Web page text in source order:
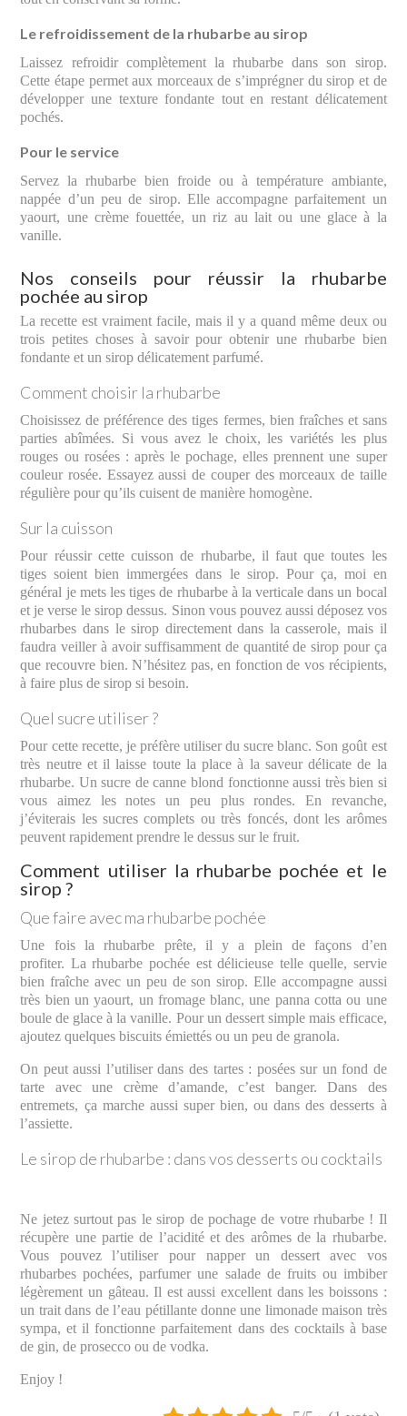
Le refroidissement de la rhubarbe au sirop
Laissez refroidir complètement la rhubarbe dans son sirop.
Cette étape permet aux morceaux de s’imprégner du sirop et de
développer une texture fondante tout en restant délicatement
pochés.
Pour le service
Servez la rhubarbe bien froide ou à température ambiante,
nappée d’un peu de sirop. Elle accompagne parfaitement un
yaourt, une crème fouettée, un riz au lait ou une glace à la
vanille.
Nos conseils pour réussir la rhubarbe
pochée au sirop
La recette est vraiment facile, mais il y a quand même deux ou
trois petites choses à savoir pour obtenir une rhubarbe bien
fondante et un sirop délicatement parfumé.
Comment choisir la rhubarbe
Choisissez de préférence des tiges fermes, bien fraîches et sans
parties abîmées. Si vous avez le choix, les variétés les plus
rouges ou rosées : après le pochage, elles prennent une super
couleur rosée. Essayez aussi de couper des morceaux de taille
régulière pour qu’ils cuisent de manière homogène.
Sur la cuisson
Pour réussir cette cuisson de rhubarbe, il faut que toutes les
tiges soient bien immergées dans le sirop. Pour ça, moi en
général je mets les tiges de rhubarbe à la verticale dans un bocal
et je verse le sirop dessus. Sinon vous pouvez aussi déposez vos
rhubarbes dans le sirop directement dans la casserole, mais il
faudra veiller à avoir suffisamment de quantité de sirop pour ça
que recouvre bien. N’hésitez pas, en fonction de vos récipients,
à faire plus de sirop si besoin.
Quel sucre utiliser ?
Pour cette recette, je préfère utiliser du sucre blanc. Son goût est
très neutre et il laisse toute la place à la saveur délicate de la
rhubarbe. Un sucre de canne blond fonctionne aussi très bien si
vous aimez les notes un peu plus rondes. En revanche,
j’éviterais les sucres complets ou très foncés, dont les arômes
peuvent rapidement prendre le dessus sur le fruit.
Comment utiliser la rhubarbe pochée et le
sirop ?
Que faire avec ma rhubarbe pochée
Une fois la rhubarbe prête, il y a plein de façons d’en
profiter. La rhubarbe pochée est délicieuse telle quelle, servie
bien fraîche avec un peu de son sirop. Elle accompagne aussi
très bien un yaourt, un fromage blanc, une panna cotta ou une
boule de glace à la vanille. Pour un dessert simple mais efficace,
ajoutez quelques biscuits émiettés ou un peu de granola.
On peut aussi l’utiliser dans des tartes : posées sur un fond de
tarte avec une crème d’amande, c’est banger. Dans des
entremets, ça marche aussi super bien, ou dans des desserts à
l’assiette.
Le sirop de rhubarbe : dans vos desserts ou cocktails
Ne jetez surtout pas le sirop de pochage de votre rhubarbe ! Il
récupère une partie de l’acidité et des arômes de la rhubarbe.
Vous pouvez l’utiliser pour napper un dessert avec vos
rhubarbes pochées, parfumer une salade de fruits ou imbiber
légèrement un gâteau. Il est aussi excellent dans les boissons :
un trait dans de l’eau pétillante donne une limonade maison très
sympa, et il fonctionne parfaitement dans des cocktails à base
de gin, de prosecco ou de vodka.
Enjoy !